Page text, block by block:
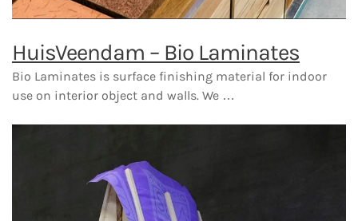
HuisVeendam – Bio Laminates
Bio Laminates is surface finishing material for indoor
use on interior object and walls. We …